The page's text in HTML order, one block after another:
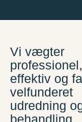
Vi vægter
professionel,
effektiv og
velfunderet
udredning
behandling